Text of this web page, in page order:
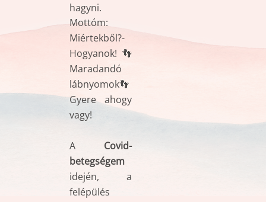
hagyni.
Mottóm:
Miértekből?-
Hogyanok! 👣
Maradandó
lábnyomok👣
Gyere ahogy
vagy!
A Covid-
betegségem
idején, a
felépülés